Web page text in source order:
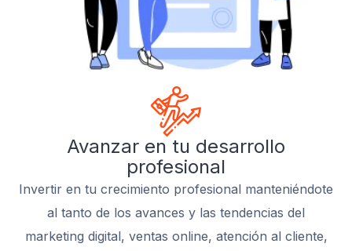
Avanzar en tu desarrollo
profesional
Invertir en tu crecimiento profesional manteniéndote
al tanto de los avances y las tendencias del
marketing digital, ventas online, atención al cliente,